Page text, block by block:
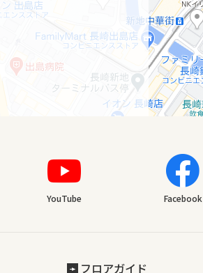
YouTube Facebook
フロアガイド